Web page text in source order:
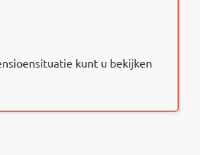
kunt u bekijken